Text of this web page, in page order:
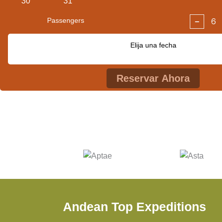
Passengers −
Elija una fecha
Reservar Ahora
Andean Top Expeditions